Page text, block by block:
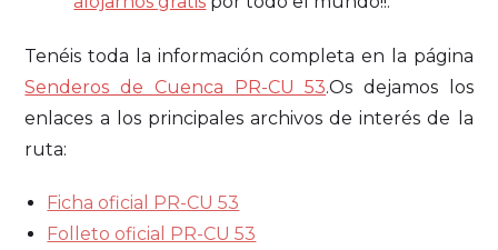
Tenéis toda la información completa en la página
Senderos de Cuenca PR-CU 53.Os dejamos los
enlaces a los principales archivos de interés de la
ruta:
Ficha oficial PR-CU 53
Folleto oficial PR-CU 53